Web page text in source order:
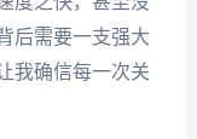
后需要一支强大
我确信每一次关